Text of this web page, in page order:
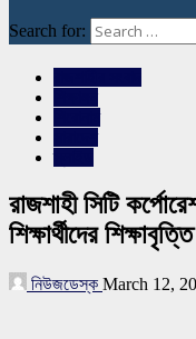
Search for:
রাজশাহী সিটি
শিক্ষার্থীদের
নিউজডেস্ক March 12,